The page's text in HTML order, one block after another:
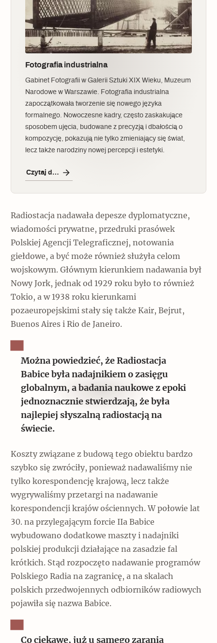
Fotografia industrialna
Gabinet Fotografii w Galerii Sztuki XIX Wieku, Muzeum
Narodowe w Warszawie. Fotografia industrialna
zapoczątkowała tworzenie się nowego języka
formalnego. Nowoczesne kadry, często zaskakujące
sposobem ujęcia, budowane z precyzją i dbałością o
kompozycję, pokazują nie tylko zmieniający się świat,
lecz także narodziny nowej percepcji i estetyki.
Czytaj dalej
Radiostacja nadawała depesze dyplomatyczne,
wiadomości prywatne, przedruki prasówek
Polskiej Agencji Telegraficznej, notowania
giełdowe, a być może również służyła celom
wojskowym. Głównym kierunkiem nadawania był
Nowy Jork, jednak od 1929 roku było to również
Tokio, a w 1938 roku kierunkami
pozaeuropejskimi stały się także Kair, Bejrut,
Buenos Aires i Rio de Janeiro.
Można powiedzieć, że Radiostacja
Babice była nadajnikiem o zasięgu
globalnym, a badania naukowe z epoki
jednoznacznie stwierdzają, że była
najlepiej słyszalną radiostacją na
świecie.
Koszty związane z budową tego obiektu bardzo
szybko się zwróciły, ponieważ nadawaliśmy nie
tylko korespondencję krajową, lecz także
wygrywaliśmy przetargi na nadawanie
korespondencji krajów ościennych. W połowie lat
30. na przylegającym forcie IIa Babice
wybudowano dodatkowe maszty i nadajniki
polskiej produkcji działające na zasadzie fal
krótkich. Stąd rozpoczęto nadawanie programów
Polskiego Radia na zagranicę, a na skalach
polskich przedwojennych odbiorników radiowych
pojawiła się nazwa Babice.
Co ciekawe, już u samego zarania